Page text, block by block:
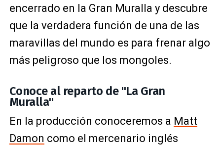
encerrado en la Gran Muralla y descubre
que la verdadera función de una de las
maravillas del mundo es para frenar algo
más peligroso que los mongoles.
Conoce al reparto de "La Gran
Muralla"
En la producción conoceremos a Matt
Damon como el mercenario inglés